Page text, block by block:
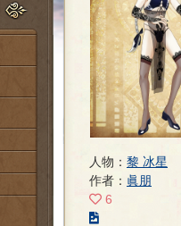
人物： 黎 冰星
作者： 眞朋
6